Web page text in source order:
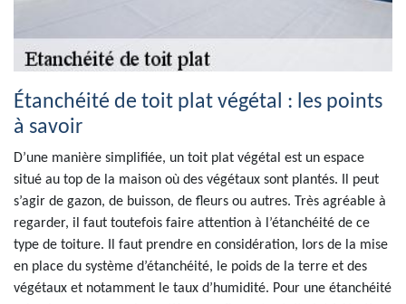
Étanchéité de toit plat végétal : les points
à savoir
D’une manière simplifiée, un toit plat végétal est un espace
situé au top de la maison où des végétaux sont plantés. Il peut
s’agir de gazon, de buisson, de fleurs ou autres. Très agréable à
regarder, il faut toutefois faire attention à l’étanchéité de ce
type de toiture. Il faut prendre en considération, lors de la mise
en place du système d’étanchéité, le poids de la terre et des
végétaux et notamment le taux d’humidité. Pour une étanchéité